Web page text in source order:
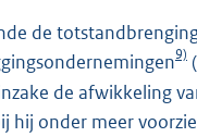
de
9)
de afwikkeling
hij onder meer